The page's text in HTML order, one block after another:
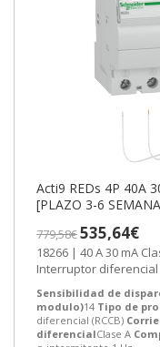
Acti9 REDs 4P 40A
[PLAZO 3-6
779,58€535,64€
18266 | 40 A 30 mA Clase A 1 NA o 1 NC o intermitente 1 Hz 14
Interruptor diferencial
Sensibilidad de
modulo)14 Tipo de
diferencial (RCCB)
diferencialClase A